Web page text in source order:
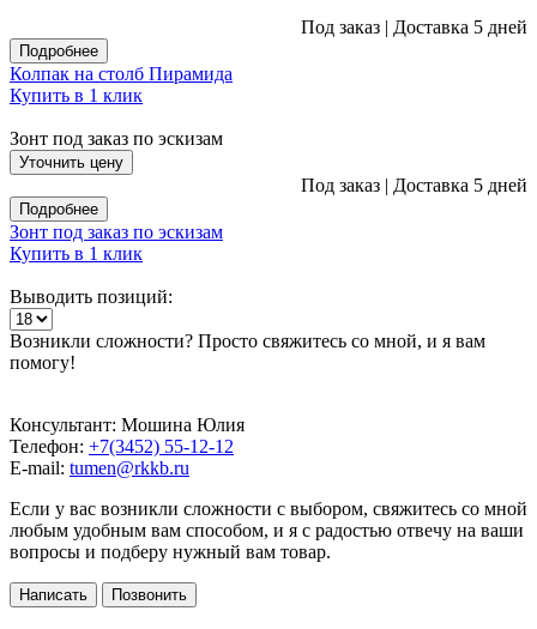
Под заказ | Доставка 5 дней
Подробнее
Колпак на столб Пирамида
Купить в 1 клик
Зонт под заказ по эскизам
Уточнить цену
Под заказ | Доставка 5 дней
Подробнее
Зонт под заказ по эскизам
Купить в 1 клик
Выводить позиций:
Возникли сложности? Просто свяжитесь со мной, и я вам
помогу!
Консультант: Мошина Юлия
Телефон: +7(3452) 55-12-12
E-mail: tumen@rkkb.ru
Если у вас возникли сложности с выбором, свяжитесь со мной
любым удобным вам способом, и я с радостью отвечу на ваши
вопросы и подберу нужный вам товар.
Написать Позвонить